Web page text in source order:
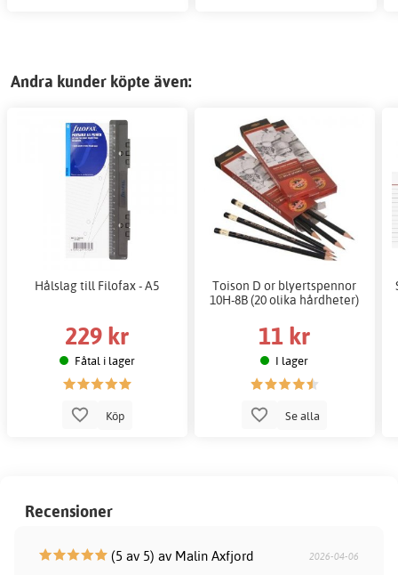
Andra kunder köpte även:
Hålslag till Filofax - A5
229 kr
Fåtal i lager
Köp
Toison D or blyertspennor
10H-8B (20 olika hårdheter)
11 kr
I lager
Se alla
Recensioner
(5 av 5) av Malin Axfjord 2026-04-06